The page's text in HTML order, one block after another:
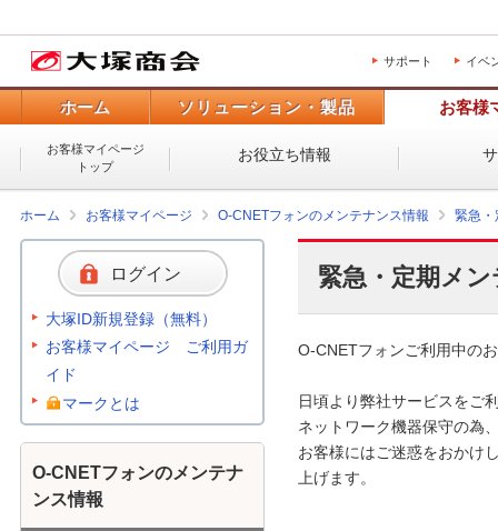
サポート イベ
ホーム ソリューション・製品 お客様
お客様マイページ
トップ
お役立ち情報
ホーム お客様マイページ O-CNETフォンのメンテナンス情報 緊急・
緊急・定期メ
O-CNETフォンご利用中の
日頃より弊社サービスをご
ネットワーク機器保守の為
お客様にはご迷惑をおかけ
上げます。
ログイン
大塚ID新規登録（無料）
お客様マイページ ご利用ガ
イド
マークとは
O-CNETフォンのメンテナ
ンス情報